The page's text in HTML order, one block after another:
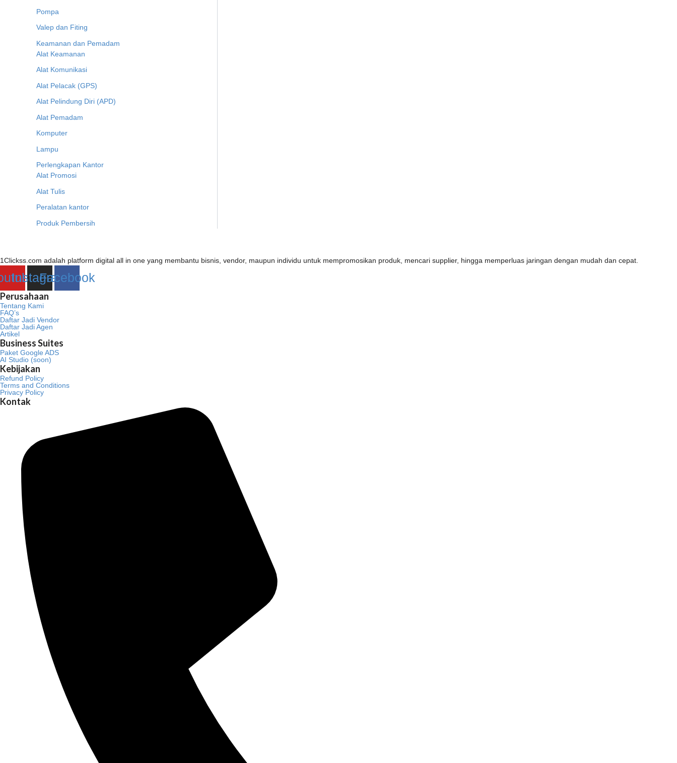
Pompa
Valep dan Fiting
Keamanan dan Pemadam
Alat Keamanan
Alat Komunikasi
Alat Pelacak (GPS)
Alat Pelindung Diri (APD)
Alat Pemadam
Komputer
Lampu
Perlengkapan Kantor
Alat Promosi
Alat Tulis
Peralatan kantor
Produk Pembersih
1Clickss.com adalah platform digital all in one yang membantu bisnis, vendor, maupun individu untuk mempromosikan produk, mencari supplier, hingga memperluas jaringan dengan mudah dan cepat.
InstagramFacebook
Perusahaan
Tentang Kami
FAQ’s
Daftar Jadi Vendor
Daftar Jadi Agen
Artikel
Business Suites
Paket Google ADS
AI Studio (soon)
Kebijakan
Refund Policy
Terms and Conditions
Privacy Policy
Kontak